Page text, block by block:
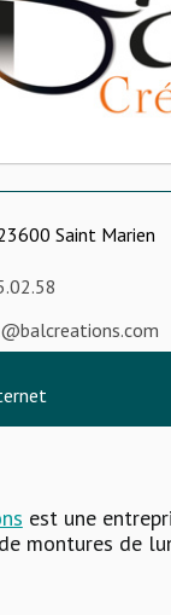
Saint Marien
est une
montures de